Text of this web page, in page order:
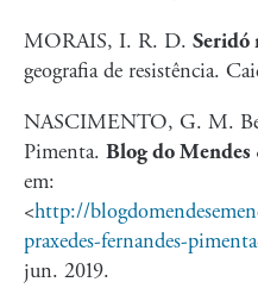
MORAIS, I. R. D. Seridó
geografia de resistência.
NASCIMENTO, G. M.
Pimenta. Blog do
em:
<http://
praxedes-fernandes-
jun. 2019.